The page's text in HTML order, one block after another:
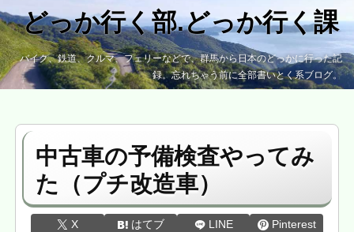
どっか行く部.どっか行く課
バイク、鉄道、クルマ、フェリーなどで、群馬から日本のどっかに行った記
録。忘れちゃう前に全部書いとく系ブログ。
中古車の予備検査やってみ
た（プチ改造車）
X はてブ LINE Pinterest